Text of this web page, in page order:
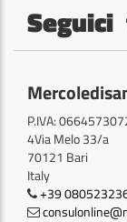
Seguici
P.IVA:
4Via Melo 33/a
70121 Bari
Italy
+39